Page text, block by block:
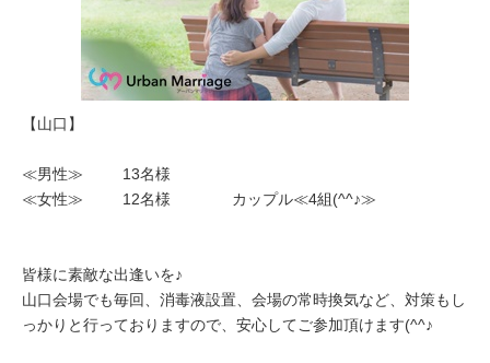
【山口】
≪男性≫ 13名様
≪女性≫ 12名様 カップル≪4組(^^♪≫
皆様に素敵な出逢いを♪
山口会場でも毎回、消毒液設置、会場の常時換気など、対策もし
っかりと行っておりますので、安心してご参加頂けます(^^♪